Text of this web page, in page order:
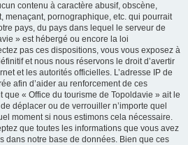
contenu à caractère abusif, obscène,
menaçant, pornographique, etc. qui pourrait
pays, du pays dans lequel le serveur de
» est hébergé ou encore la loi
pas ces dispositions, vous vous exposez à
et nous nous réservons le droit d’avertir
et les autorités officielles. L’adresse IP de
afin d’aider au renforcement de ces
que « Office du tourisme de Topoldavie » ait le
déplacer ou de verrouiller n’importe quel
moment si nous estimons cela nécessaire.
que toutes les informations que vous avez
dans notre base de données. Bien que ces